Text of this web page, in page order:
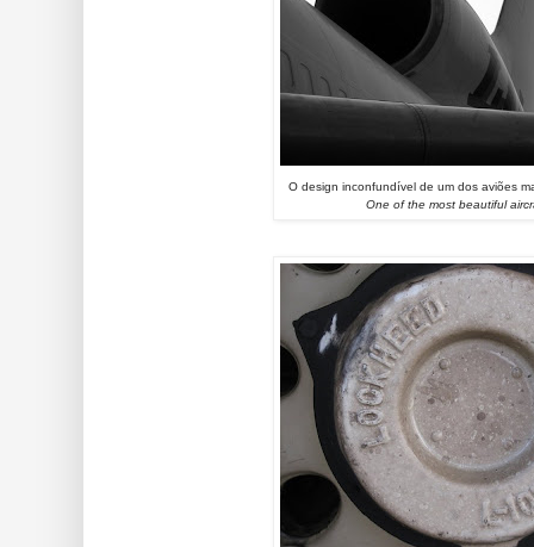
O design inconfundível de um dos aviões
One of the most beautiful